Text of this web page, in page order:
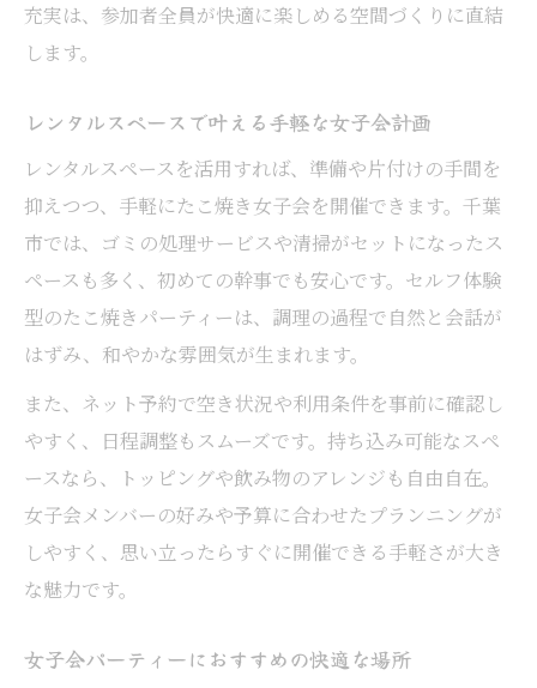
充実は、参加者全員が快適に楽しめる空間づくりに直結
します。
レンタルスペースで叶える手軽な女子会計画
レンタルスペースを活用すれば、準備や片付けの手間を
抑えつつ、手軽にたこ焼き女子会を開催できます。千葉
市では、ゴミの処理サービスや清掃がセットになったス
ペースも多く、初めての幹事でも安心です。セルフ体験
型のたこ焼きパーティーは、調理の過程で自然と会話が
はずみ、和やかな雰囲気が生まれます。
また、ネット予約で空き状況や利用条件を事前に確認し
やすく、日程調整もスムーズです。持ち込み可能なスペ
ースなら、トッピングや飲み物のアレンジも自由自在。
女子会メンバーの好みや予算に合わせたプランニングが
しやすく、思い立ったらすぐに開催できる手軽さが大き
な魅力です。
女子会パーティーにおすすめの快適な場所